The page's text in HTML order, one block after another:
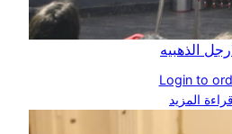
الذهبيه
Login to
قراءة المزيد